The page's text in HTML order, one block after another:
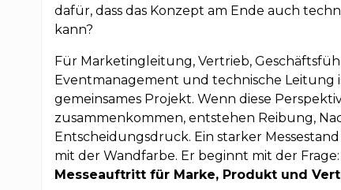
dafür, dass das Konzept am Ende auch
kann?
Für Marketingleitung, Vertrieb,
Eventmanagement und technische Leitung
gemeinsames Projekt. Wenn diese
zusammenkommen, entstehen Reibung,
Entscheidungsdruck. Ein starker
mit der Wandfarbe. Er beginnt mit der
Messeauftritt für Marke, Produkt und